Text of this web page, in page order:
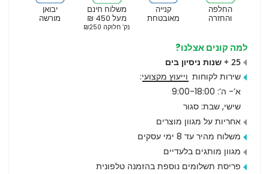
יבואן
מורשה
משלוח חינם
מעל 450 ₪
נק’ חלוקה ₪250
קנייה
מאובטחת
החלפה
והחזרה
למה קונים אצלנו?
25 + שנות ניסיון בים
שירות לקוחות וייעוץ מקצועי:
א’- ה’: 9:00-18:00
שישי, שבת: סגור
אחריות על מגוון מוצרים
משלוח מהיר עד 8 ימי עסקים
מגוון מותגים בלעדיים
פריסת תשלומים נוספת בהזמנה טלפונית